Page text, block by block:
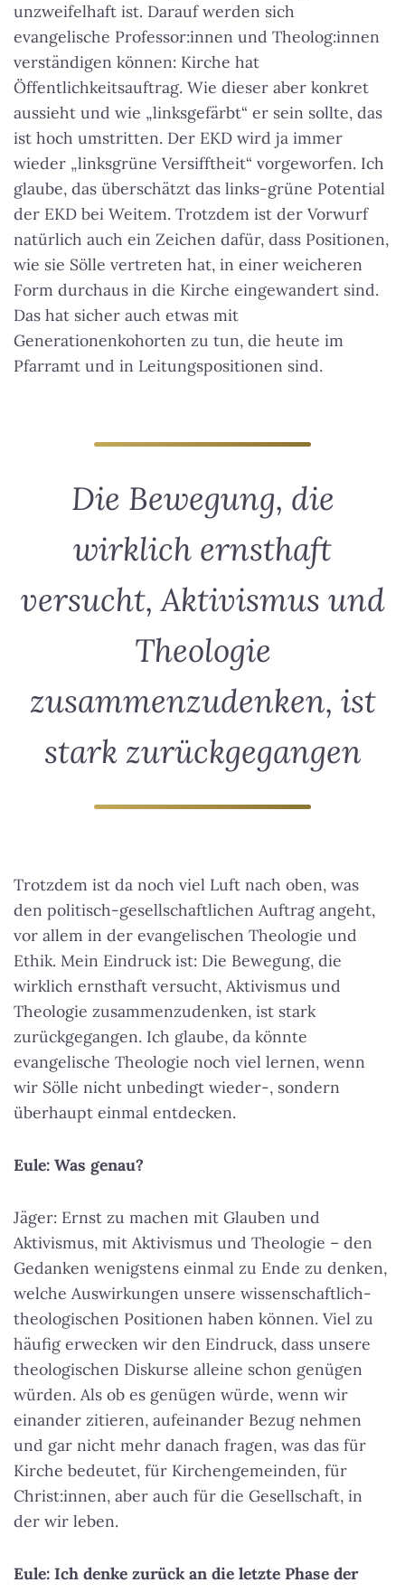
unzweifelhaft ist. Darauf werden sich
evangelische Professor:innen und Theolog:innen
verständigen können: Kirche hat
Öffentlichkeitsauftrag. Wie dieser aber konkret
aussieht und wie „linksgefärbt“ er sein sollte, das
ist hoch umstritten. Der EKD wird ja immer
wieder „linksgrüne Versifftheit“ vorgeworfen. Ich
glaube, das überschätzt das links-grüne Potential
der EKD bei Weitem. Trotzdem ist der Vorwurf
natürlich auch ein Zeichen dafür, dass Positionen,
wie sie Sölle vertreten hat, in einer weicheren
Form durchaus in die Kirche eingewandert sind.
Das hat sicher auch etwas mit
Generationenkohorten zu tun, die heute im
Pfarramt und in Leitungspositionen sind.
Die Bewegung, die
wirklich ernsthaft
versucht, Aktivismus und
Theologie
zusammenzudenken, ist
stark zurückgegangen
Trotzdem ist da noch viel Luft nach oben, was
den politisch-gesellschaftlichen Auftrag angeht,
vor allem in der evangelischen Theologie und
Ethik. Mein Eindruck ist: Die Bewegung, die
wirklich ernsthaft versucht, Aktivismus und
Theologie zusammenzudenken, ist stark
zurückgegangen. Ich glaube, da könnte
evangelische Theologie noch viel lernen, wenn
wir Sölle nicht unbedingt wieder-, sondern
überhaupt einmal entdecken.
Eule: Was genau?
Jäger: Ernst zu machen mit Glauben und
Aktivismus, mit Aktivismus und Theologie – den
Gedanken wenigstens einmal zu Ende zu denken,
welche Auswirkungen unsere wissenschaftlich-
theologischen Positionen haben können. Viel zu
häufig erwecken wir den Eindruck, dass unsere
theologischen Diskurse alleine schon genügen
würden. Als ob es genügen würde, wenn wir
einander zitieren, aufeinander Bezug nehmen
und gar nicht mehr danach fragen, was das für
Kirche bedeutet, für Kirchengemeinden, für
Christ:innen, aber auch für die Gesellschaft, in
der wir leben.
Eule: Ich denke zurück an die letzte Phase der